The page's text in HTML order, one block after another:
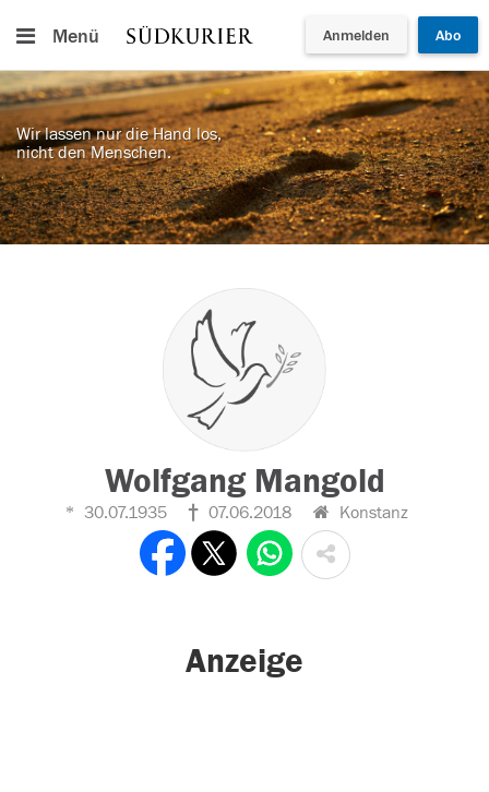
Menü Anmelden Abo
Wir lassen nur die Hand los,
nicht den Menschen.
Wolfgang Mangold
30.07.1935 07.06.2018 Konstanz
Anzeige